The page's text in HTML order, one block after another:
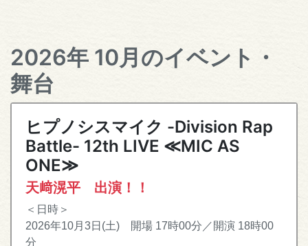
2026年 10月のイベント・
舞台
ヒプノシスマイク -Division Rap
Battle- 12th LIVE ≪MIC AS
ONE≫
天﨑滉平 出演！！
＜日時＞
2026年10月3日(土) 開場 17時00分／開演 18時00
分